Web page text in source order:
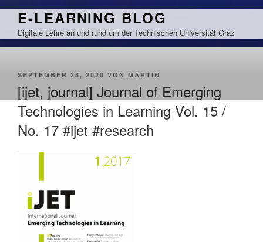
Zum
springen
E-LEARNING BLOG
Digitale Lehre an und rund um der Technischen Universität Graz
VERÖFFENTLICHT
SEPTEMBER 28, 2020 VON MARTIN
[ijet, journal] Journal of Emerging
Technologies in Learning Vol. 15 /
No. 17 #ijet #research